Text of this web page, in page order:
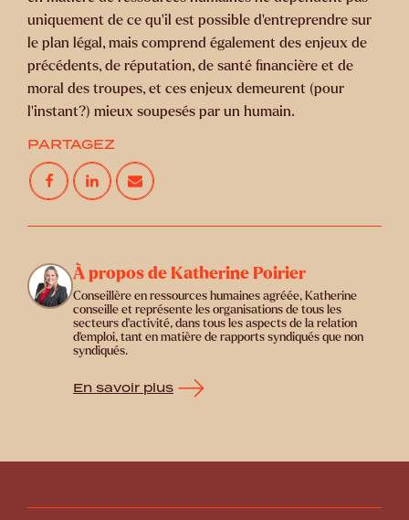
uniquement de ce qu’il est possible d’entreprendre sur
le plan légal, mais comprend également des enjeux de
précédents, de réputation, de santé financière et de
moral des troupes, et ces enjeux demeurent (pour
l’instant?) mieux soupesés par un humain.
PARTAGEZ
À propos de Katherine Poirier
Conseillère en ressources humaines agréée, Katherine
conseille et représente les organisations de tous les
secteurs d’activité, dans tous les aspects de la relation
d’emploi, tant en matière de rapports syndiqués que non
syndiqués.
En savoir plus